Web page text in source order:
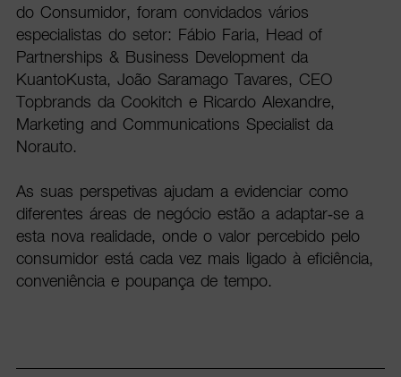
do Consumidor, foram convidados vários
especialistas do setor: Fábio Faria, Head of
Partnerships & Business Development da
KuantoKusta, João Saramago Tavares, CEO
Topbrands da Cookitch e Ricardo Alexandre,
Marketing and Communications Specialist da
Norauto.
As suas perspetivas ajudam a evidenciar como
diferentes áreas de negócio estão a adaptar-se a
esta nova realidade, onde o valor percebido pelo
consumidor está cada vez mais ligado à eficiência,
conveniência e poupança de tempo.